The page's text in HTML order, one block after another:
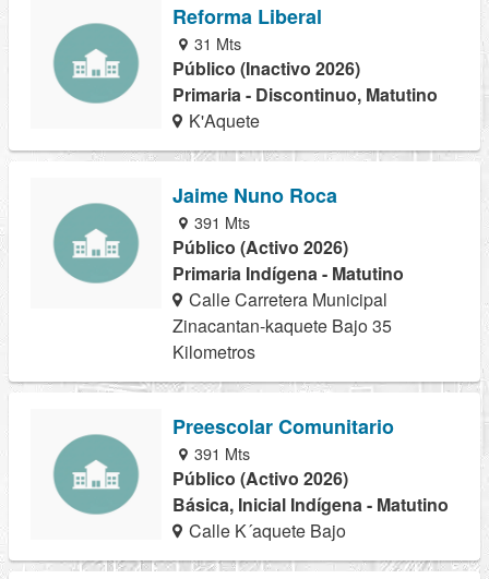
Reforma Liberal
31 Mts
Público (Inactivo 2026)
Primaria - Discontinuo, Matutino
K'Aquete
Jaime Nuno Roca
391 Mts
Público (Activo 2026)
Primaria Indígena - Matutino
Calle Carretera Municipal
Zinacantan-kaquete Bajo 35
Kilometros
Preescolar Comunitario
391 Mts
Público (Activo 2026)
Básica, Inicial Indígena - Matutino
Calle K´aquete Bajo